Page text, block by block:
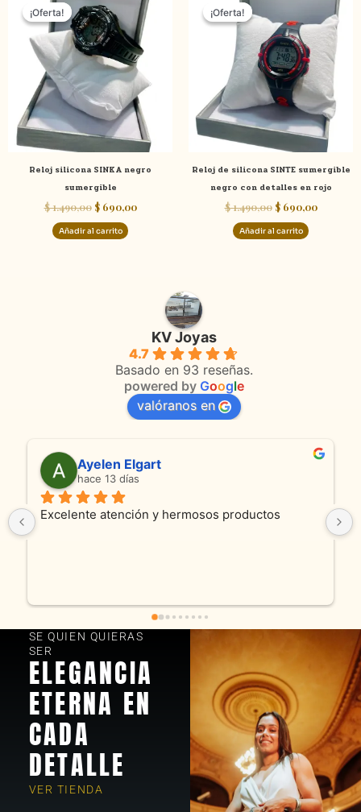
¡Oferta!
¡Oferta!
Reloj silicona SINKA negro
sumergible
$1.490,00
precio
original
era:
$ 1.490,00.
$690,00
precio
actual
es:
$ 690,00.
Añadir al carrito
¡Oferta!
¡Oferta!
Reloj de silicona SINTE sumergible
negro con detalles en rojo
$1.490,00
original
era:
$ 1.490,00.
$690,00
precio
actual
Añadir al carrito
KV Joyas
4.7
Basado en 93 reseñas.
powered by Google
valóranos en
Ayelen Elgart
hace 13 días
Excelente atención y hermosos productos
SE QUIEN QUIERAS
SER
ELEGANCIA
ETERNA EN
CADA
DETALLE
VER TIENDA